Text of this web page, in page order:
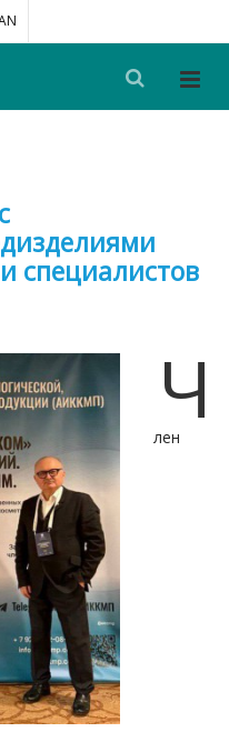
специалистов
Ч
лен